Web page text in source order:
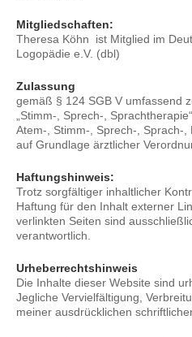
Mitgliedschaften:
Theresa Köhn ist Mitglied im
Logopädie e.V. (dbl)
Zulassung
gemäß § 124 SGB V umfassend
„Stimm-, Sprech-,
Atem-, Stimm-, Sprech-, Sprach-
auf Grundlage ärztlicher
Haftungshinweis:
Trotz sorgfältiger inhaltlicher
Haftung für den Inhalt externer
verlinkten Seiten sind
verantwortlich.
Urheberrechtshinweis
Die Inhalte dieser Website sind
Jegliche Vervielfältigung,
meiner ausdrücklichen